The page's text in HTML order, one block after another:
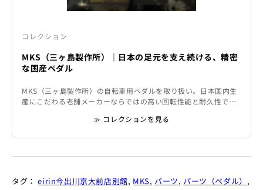
コレクション
MKS（三ヶ島製作所）｜日本の足元を支え続ける、精密
な国産ペダル
MKS（三ヶ島製作所）の自転車用ペダルを取り扱い。日本国内生
産にこだわる老舗メーカーならではの高い回転性能と耐久性で、
≫ コレクションを見る
タグ：eirin今出川京大前店別館, MKS, パーツ, パーツ（ペダル） ,